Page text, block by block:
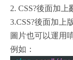
2. CSS?後面加上
3.CSS?後面加上
圖片也可以運用
例如：